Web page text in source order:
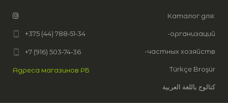
+375 (44) 788‑51‑34
+7 (916) 503‑74‑36
Адреса магазинов РБ
Каталог для:
-организаций
-частных хозяйств
Türkçe Broşür
كتالوج باللغة العربية